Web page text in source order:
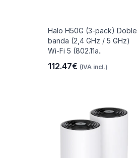
Halo H50G (3-pack) Doble
banda (2,4 GHz / 5 GHz)
Wi-Fi 5 (802.11a..
112.47€ (IVA incl.)